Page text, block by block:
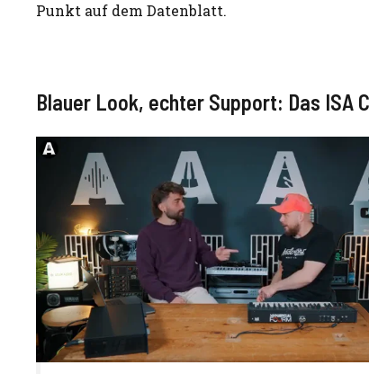
Punkt auf dem Datenblatt.
Blauer Look, echter Support: Das ISA